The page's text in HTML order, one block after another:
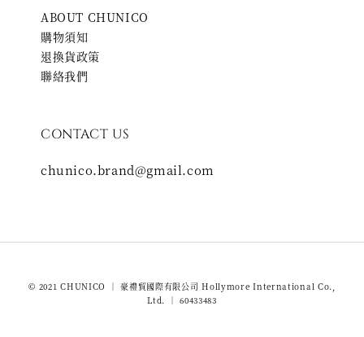
ABOUT CHUNICO
購物須知
退換貨政策
聯絡我們
CONTACT US
chunico.brand@gmail.com
© 2021 CHUNICO ｜ 豪禮貿國際有限公司 Hollymore International Co.,
Ltd. ｜ 60433483